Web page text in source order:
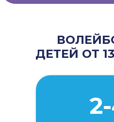
ДЕТЕЙ ОТ